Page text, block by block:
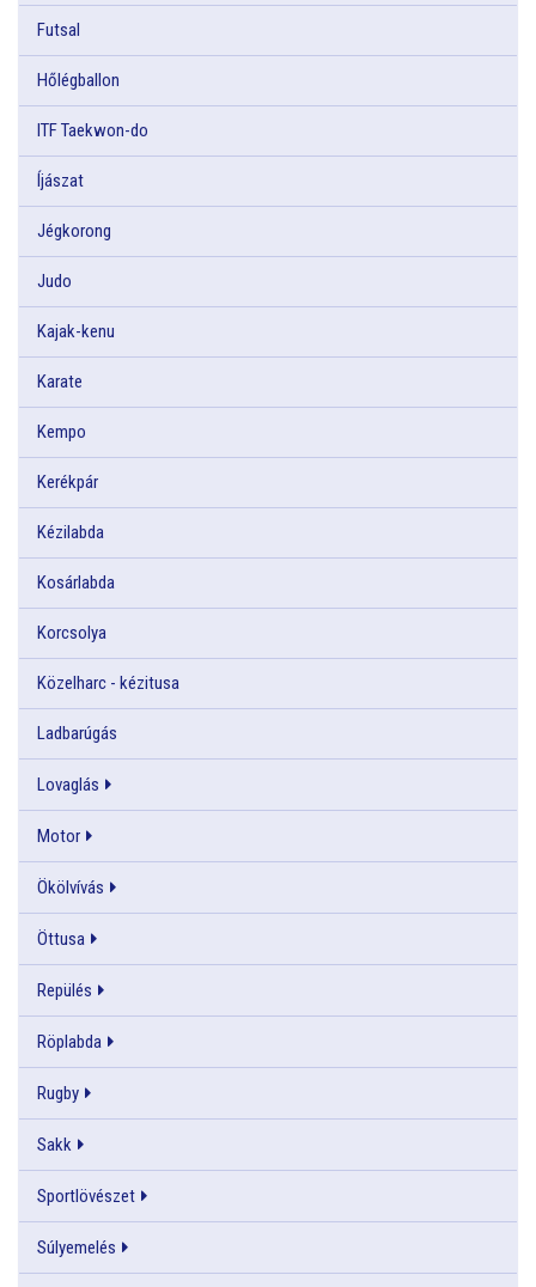
Futsal
Hőlégballon
ITF Taekwon-do
Íjászat
Jégkorong
Judo
Kajak-kenu
Karate
Kempo
Kerékpár
Kézilabda
Kosárlabda
Korcsolya
Közelharc - kézitusa
Ladbarúgás
Lovaglás
Motor
Ökölvívás
Öttusa
Repülés
Röplabda
Rugby
Sakk
Sportlövészet
Súlyemelés